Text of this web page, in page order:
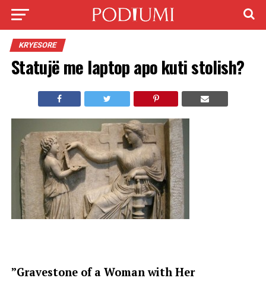
KRYESORE
Statujë me laptop apo kuti stolish?
”Gravestone of a Woman with Her